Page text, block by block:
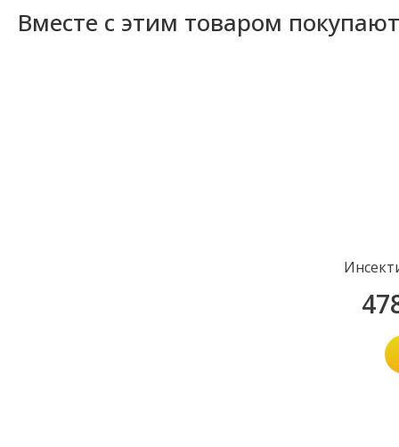
Вместе с этим товаром покупают